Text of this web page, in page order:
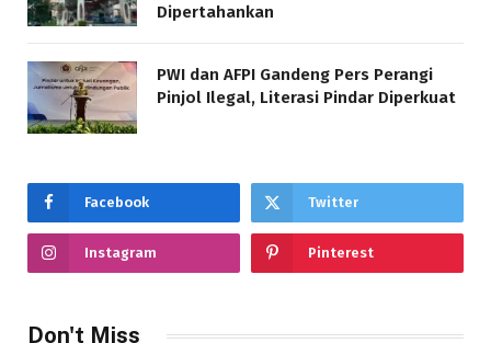
Dipertahankan
PWI dan AFPI Gandeng Pers Perangi
Pinjol Ilegal, Literasi Pindar Diperkuat
Facebook Twitter
Instagram Pinterest
Don't Miss